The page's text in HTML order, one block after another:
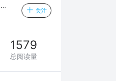
济南诺德医疗美容医院
关注
1579
总阅读量